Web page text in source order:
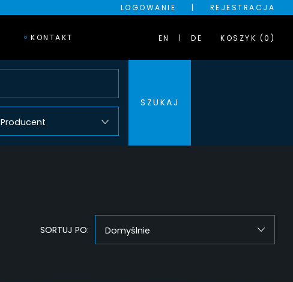
LOGOWANIE | REJESTRACJA
KONTAKT EN DE KOSZYK (0)
Producent
SZUKAJ
SORTUJ PO: Domyślnie